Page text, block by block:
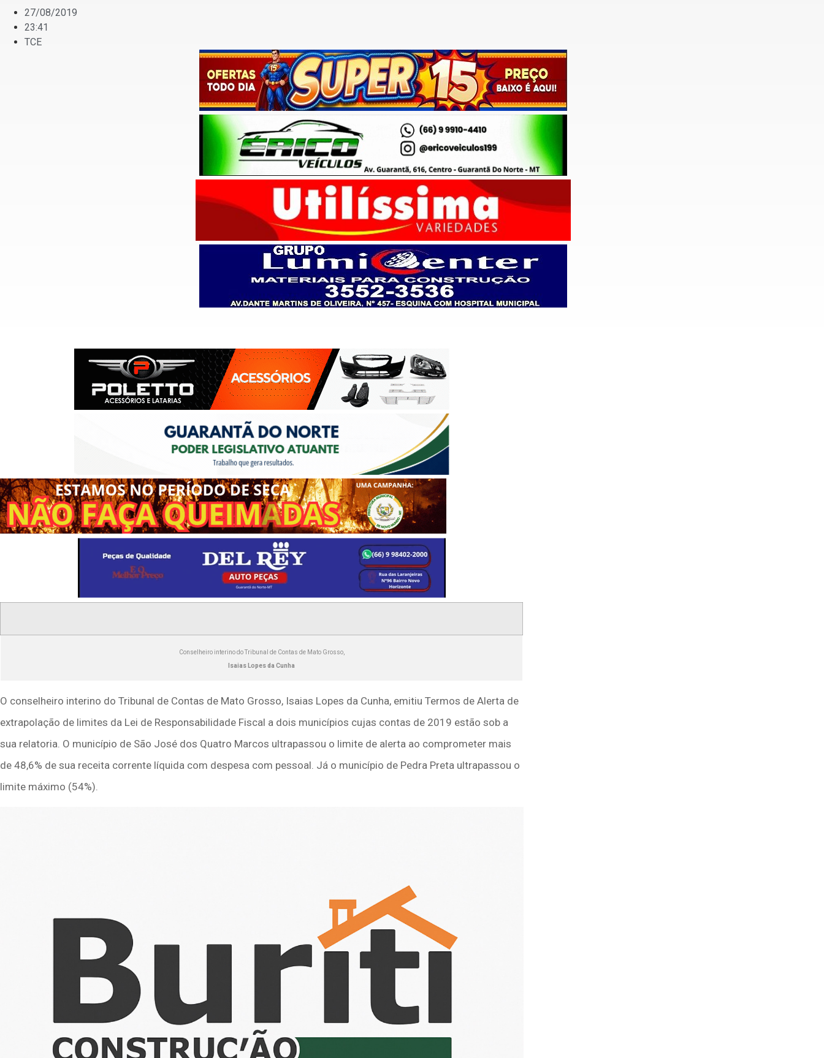
27/08/2019
23:41
TCE
Conselheiro interino do Tribunal de Contas de Mato Grosso,
Isaias Lopes da Cunha
O conselheiro interino do Tribunal de Contas de Mato Grosso, Isaias Lopes da Cunha, emitiu Termos de Alerta de
extrapolação de limites da Lei de Responsabilidade Fiscal a dois municípios cujas contas de 2019 estão sob a
sua relatoria. O município de São José dos Quatro Marcos ultrapassou o limite de alerta ao comprometer mais
de 48,6% de sua receita corrente líquida com despesa com pessoal. Já o município de Pedra Preta ultrapassou o
limite máximo (54%).